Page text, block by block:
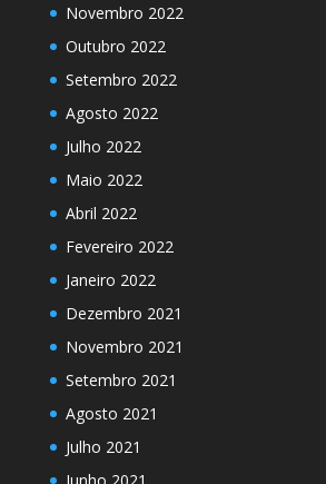
Novembro 2022
Outubro 2022
Setembro 2022
Agosto 2022
Julho 2022
Maio 2022
Abril 2022
Fevereiro 2022
Janeiro 2022
Dezembro 2021
Novembro 2021
Setembro 2021
Agosto 2021
Julho 2021